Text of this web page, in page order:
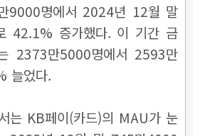
9000명에서 2024년 12월 말
42.1% 증가했다. 이 기간 금
2373만5000명에서 2593만
늘었다.
는 KB페이(카드)의 MAU가 눈